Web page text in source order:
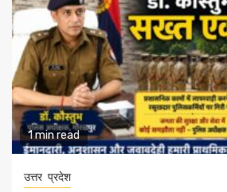
1 min read
उत्तर प्रदेश